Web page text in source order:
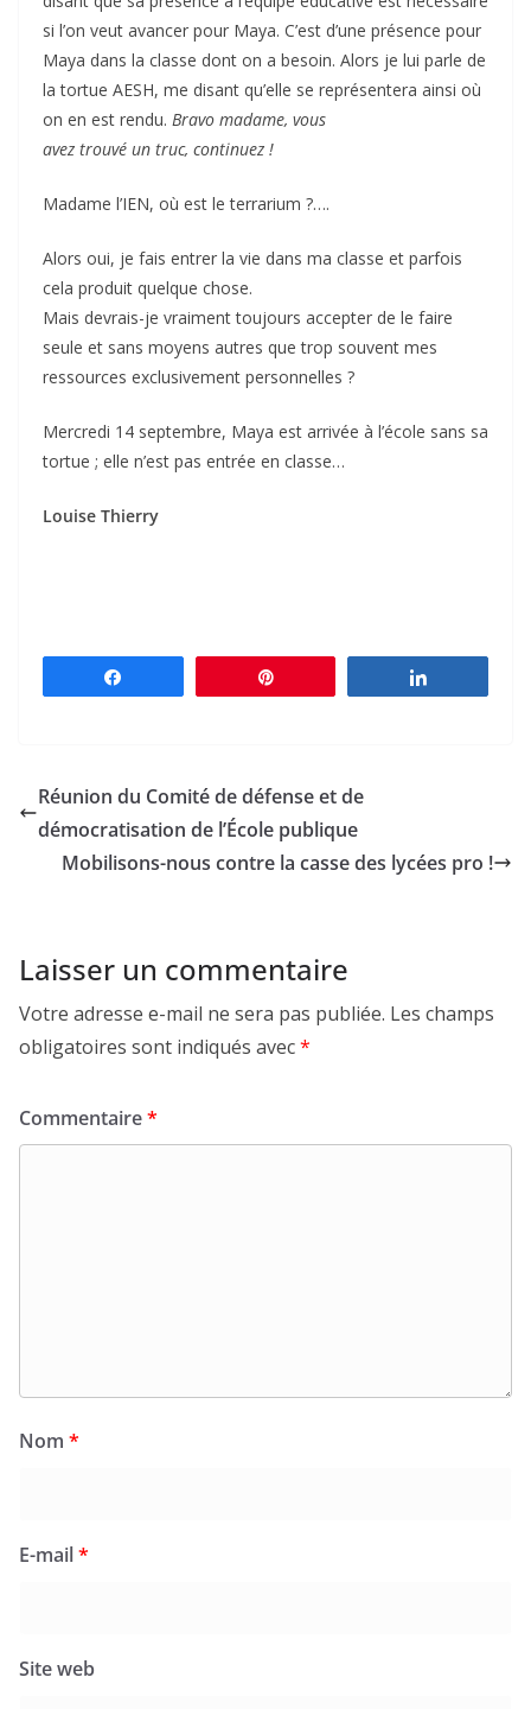
si l’on veut avancer pour Maya. C’est d’une présence pour
Maya dans la classe dont on a besoin. Alors je lui parle de
la tortue AESH, me disant qu’elle se représentera ainsi où
on en est rendu. Bravo madame, vous
avez trouvé un truc, continuez !
Madame l’IEN, où est le terrarium ?….
Alors oui, je fais entrer la vie dans ma classe et parfois
cela produit quelque chose.
Mais devrais-je vraiment toujours accepter de le faire
seule et sans moyens autres que trop souvent mes
ressources exclusivement personnelles ?
Mercredi 14 septembre, Maya est arrivée à l’école sans sa
tortue ; elle n’est pas entrée en classe…
Louise Thierry
Réunion du Comité de défense et de
démocratisation de l’École publique
Mobilisons-nous contre la casse des lycées pro !
Laisser un commentaire
Votre adresse e-mail ne sera pas publiée. Les champs
obligatoires sont indiqués avec*
Commentaire*
Nom *
E-mail*
Site web